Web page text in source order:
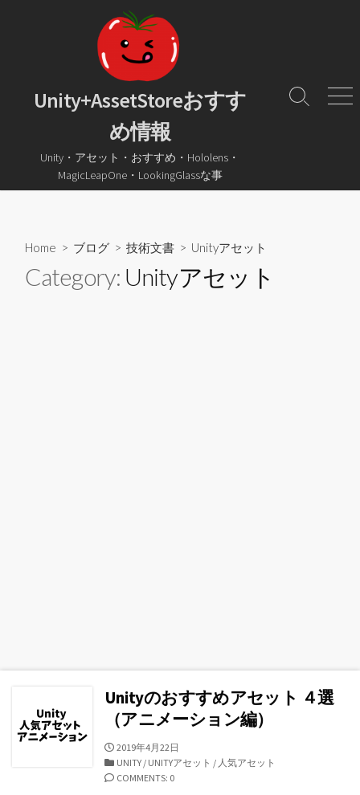
プ
Unity+AssetStoreおすす
め情報
Unity・アセット・おすすめ・Hololens・
MagicLeapOne・LookingGlassな事
検
メ
Home > ブログ > 技術文書 > Unityアセット
Category: Unityアセット
Unityのおすすめアセット ４選
（アニメーション編）
公
開
日
2019年4月22日
カ
テ
UNITY / UNITYアセット / 人気アセット
COMMENTS: 0